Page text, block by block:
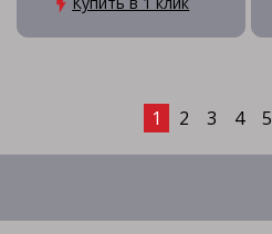
1 2 3 4 5